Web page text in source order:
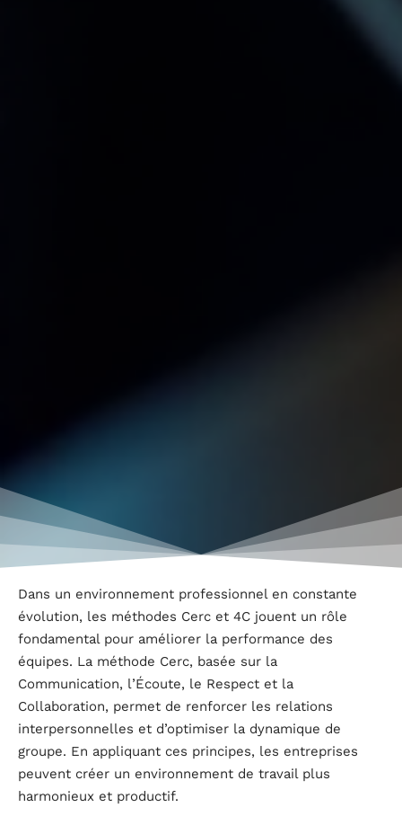
Dans un environnement professionnel en constante
évolution, les méthodes Cerc et 4C jouent un rôle
fondamental pour améliorer la performance des
équipes. La méthode Cerc, basée sur la
Communication, l’Écoute, le Respect et la
Collaboration, permet de renforcer les relations
interpersonnelles et d’optimiser la dynamique de
groupe. En appliquant ces principes, les entreprises
peuvent créer un environnement de travail plus
harmonieux et productif.